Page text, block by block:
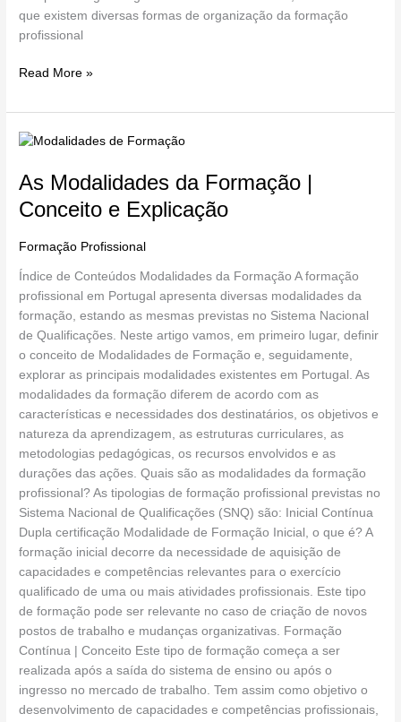
que existem diversas formas de organização da formação
profissional
Read More »
As Modalidades da Formação |
Conceito e Explicação
Formação Profissional
Índice de Conteúdos Modalidades da Formação A formação
profissional em Portugal apresenta diversas modalidades da
formação, estando as mesmas previstas no Sistema Nacional
de Qualificações. Neste artigo vamos, em primeiro lugar, definir
o conceito de Modalidades de Formação e, seguidamente,
explorar as principais modalidades existentes em Portugal. As
modalidades da formação diferem de acordo com as
características e necessidades dos destinatários, os objetivos e
natureza da aprendizagem, as estruturas curriculares, as
metodologias pedagógicas, os recursos envolvidos e as
durações das ações. Quais são as modalidades da formação
profissional? As tipologias de formação profissional previstas no
Sistema Nacional de Qualificações (SNQ) são: Inicial Contínua
Dupla certificação Modalidade de Formação Inicial, o que é? A
formação inicial decorre da necessidade de aquisição de
capacidades e competências relevantes para o exercício
qualificado de uma ou mais atividades profissionais. Este tipo
de formação pode ser relevante no caso de criação de novos
postos de trabalho e mudanças organizativas. Formação
Contínua | Conceito Este tipo de formação começa a ser
realizada após a saída do sistema de ensino ou após o
ingresso no mercado de trabalho. Tem assim como objetivo o
desenvolvimento de capacidades e competências profissionais,
As
da
Formação
|
Explicação